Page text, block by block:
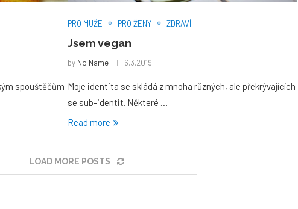
spouštěčům
PRO MUŽE PRO ŽENY ZDRAVÍ
Jsem vegan
by No Name 6.3.2019
Moje identita se skládá z mnoha různých, ale překrývajících
se sub-identit. Některé …
Read more
LOAD MORE POSTS